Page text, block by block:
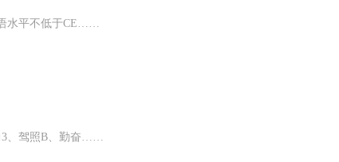
水平不低于CE……
3、驾照B、勤奋……